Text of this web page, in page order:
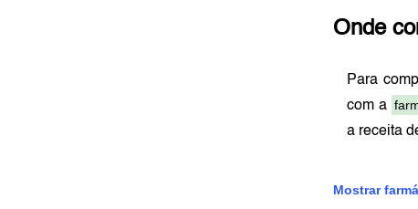
Onde
Para
com a
a receita
Mostrar